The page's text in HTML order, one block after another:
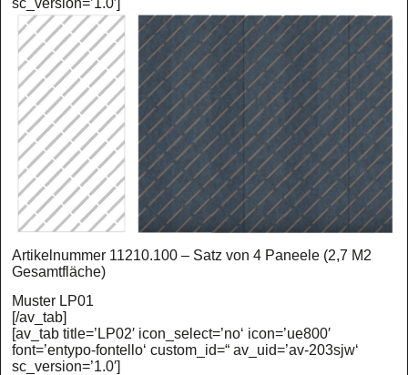
Artikelnummer 11210.100 – Satz von 4 Paneele (2,7 M2
Gesamtfläche)
Muster LP01
[/av_tab]
[av_tab title=’LP02′ icon_select=’no‘ icon=’ue800′
font=’entypo-fontello‘ custom_id=“ av_uid=’av-203sjw‘
sc_version=’1.0′]